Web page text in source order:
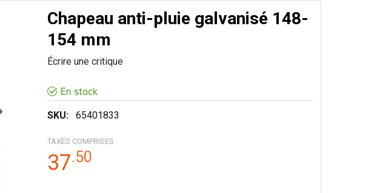
Chapeau anti-pluie galvanisé 148-
154 mm
Écrire une critique
SKU: 65401833
TAXES COMPRISES
37.50